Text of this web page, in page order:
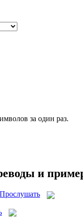
за один раз.
и